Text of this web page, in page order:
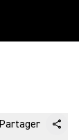
Partager